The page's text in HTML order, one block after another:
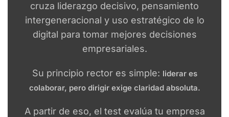
cruza liderazgo decisivo, pensamiento
intergeneracional y uso estratégico de lo
digital para tomar mejores decisiones
empresariales.
Su principio rector es simple: liderar es
colaborar, pero dirigir exige claridad absoluta.
A partir de eso, el test evalúa tu empresa